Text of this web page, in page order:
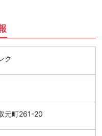
ク
元町261-20